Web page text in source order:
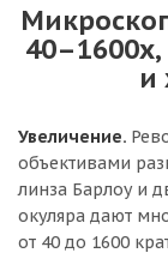
и
Увеличение.
объективами
линза Барлоу и
окуляра дают
от 40 до 1600